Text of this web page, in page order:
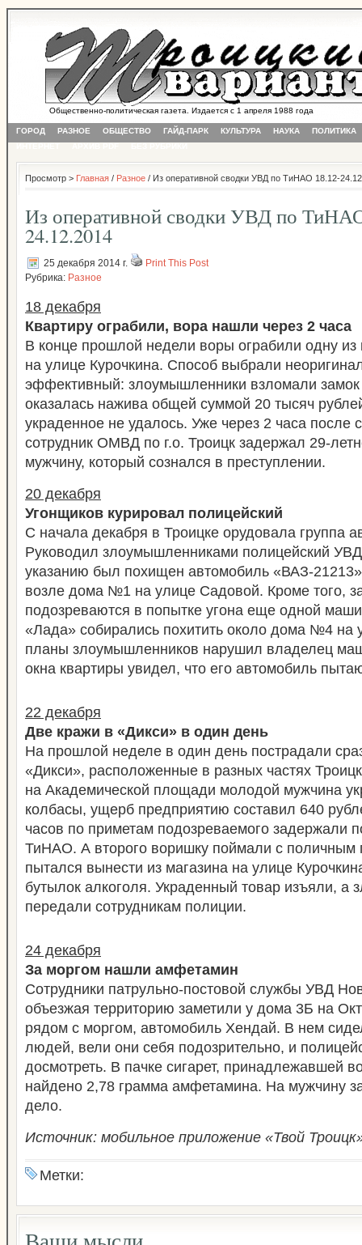
Общественно-политическая газета. Издается с 1 апреля 1988 года
ГОРОД РАЗНОЕ ОБЩЕСТВО ГАЙД-ПАРК КУЛЬТУРА НАУКА
ПОЛИТИКА
Просмотр > Главная / Разное / Из оперативной сводки УВД по ТиНАО 18.12-
Из оперативной сводки УВД по
24.12.2014
25 декабря 2014 г.
Print This Post
Рубрика: Разное
18 декабря
Квартиру ограбили, вора нашли через 2 часа
В конце прошлой недели воры ограбили одну
на улице Курочкина. Способ выбрали
эффективный: злоумышленники взломали
оказалась нажива общей суммой 20 тысяч
украденное не удалось. Уже через 2 часа после
сотрудник ОМВД по г.о. Троицк задержал 29-
мужчину, который сознался в преступлении.
20 декабря
Угонщиков курировал полицейский
С начала декабря в Троицке орудовала группа
Руководил злоумышленниками полицейский
указанию был похищен автомобиль «ВАЗ-
возле дома №1 на улице Садовой. Кроме того,
подозреваются в попытке угона еще одной
«Лада» собирались похитить около дома №4
планы злоумышленников нарушил владелец
окна квартиры увидел, что его автомобиль
22 декабря
Две кражи в «Дикси» в один день
На прошлой неделе в один день пострадали
«Дикси», расположенные в разных частях
на Академической площади молодой мужчина
колбасы, ущерб предприятию составил 640
часов по приметам подозреваемого задержали
ТиНАО. А второго воришку поймали с поличным
пытался вынести из магазина на улице
бутылок алкоголя. Украденный товар изъяли, а
передали сотрудникам полиции.
24 декабря
За моргом нашли амфетамин
Сотрудники патрульно-постовой службы УВД
объезжая территорию заметили у дома 3Б на
рядом с моргом, автомобиль Хендай. В нем
людей, вели они себя подозрительно, и
досмотреть. В пачке сигарет, принадлежавшей
найдено 2,78 грамма амфетамина. На мужчину
дело.
Источник: мобильное приложение «Твой
Метки: